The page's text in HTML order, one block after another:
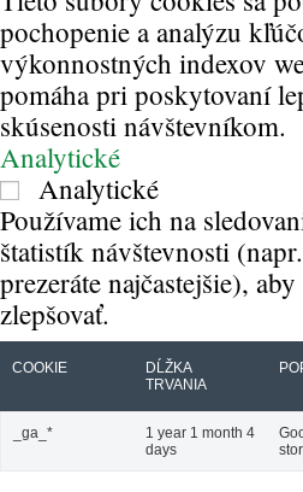
pochopenie a analýzu
výkonnostných indexov
pomáha pri poskytovaní
skúsenosti návštevníkom.
Analytické
Analytické
Používame ich na
štatistík návštevnosti
prezeráte najčastejšie),
zlepšovať.
COOKIE
DĹŽKA
TRVANIA
_ga_*
1 year 1 month 4
days